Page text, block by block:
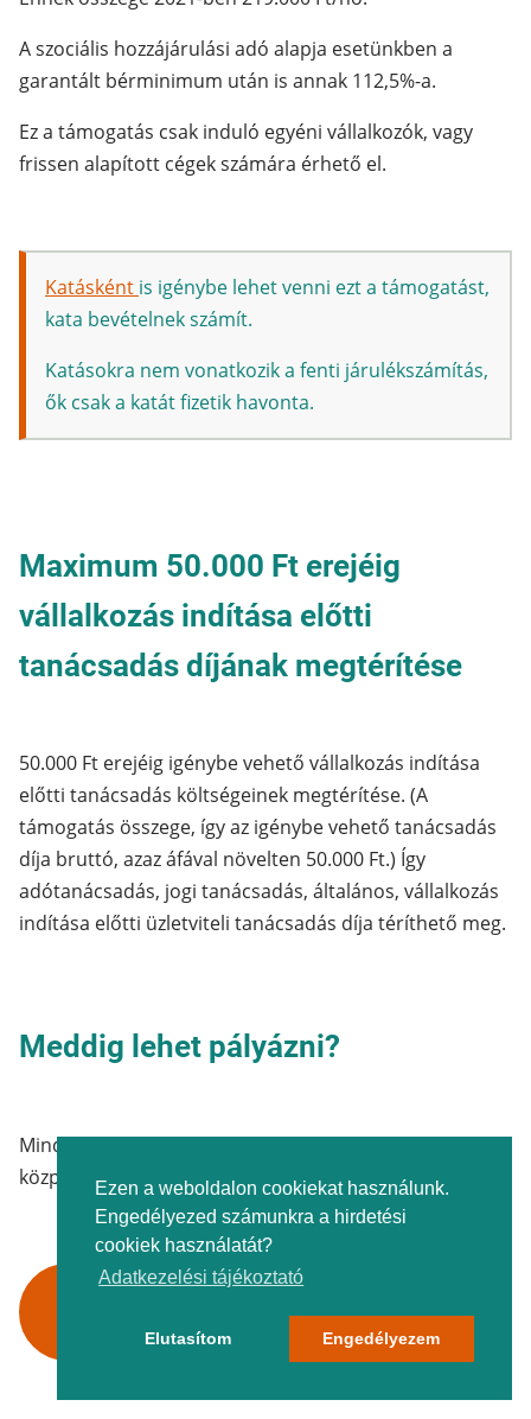
Ezen a weboldalon cookiekat használunk.
Engedélyezed számunkra a hirdetési
cookiek használatát?
Adatkezelési tájékoztató
Elutasítom Engedélyezem
A szociális hozzájárulási adó alapja esetünkben a
garantált bérminimum után is annak 112,5%-a.
Ez a támogatás csak induló egyéni vállalkozók, vagy
frissen alapított cégek számára érhető el.
Katásként is igénybe lehet venni ezt a támogatást,
kata bevételnek számít.
Katásokra nem vonatkozik a fenti járulékszámítás,
ők csak a katát fizetik havonta.
Maximum 50.000 Ft erejéig
vállalkozás indítása előtti
tanácsadás díjának megtérítése
50.000 Ft erejéig igénybe vehető vállalkozás indítása
előtti tanácsadás költségeinek megtérítése. (A
támogatás összege, így az igénybe vehető tanácsadás
díja bruttó, azaz áfával növelten 50.000 Ft.) Így
adótanácsadás, jogi tanácsadás, általános, vállalkozás
indítása előtti üzletviteli tanácsadás díja téríthető meg.
Meddig lehet pályázni?
Mindig nézd meg az aktuális kiírást a munkaügyi
központokban.
Részletes információt és a kérelmet itt
találod.